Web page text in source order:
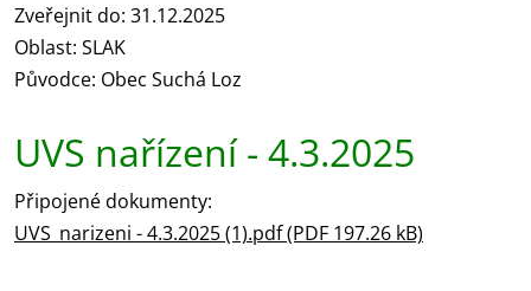
Zveřejnit do: 31.12.2025
Oblast: SLAK
Původce: Obec Suchá Loz
UVS nařízení - 4.3.2025
Připojené dokumenty:
UVS_narizeni - 4.3.2025 (1).pdf (PDF 197.26 kB)